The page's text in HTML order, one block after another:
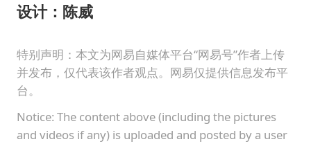
设计：陈威
特别声明：本文为网易自媒体平台“网易号”作者上传
并发布，仅代表该作者观点。网易仅提供信息发布平
台。
Notice: The content above (including the pictures
and videos if any) is uploaded and posted by a user